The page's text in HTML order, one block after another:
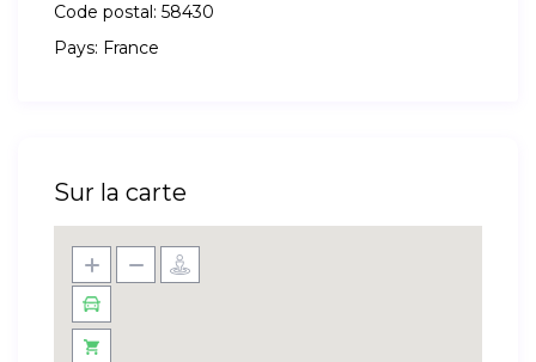
Code postal: 58430
Pays: France
Sur la carte